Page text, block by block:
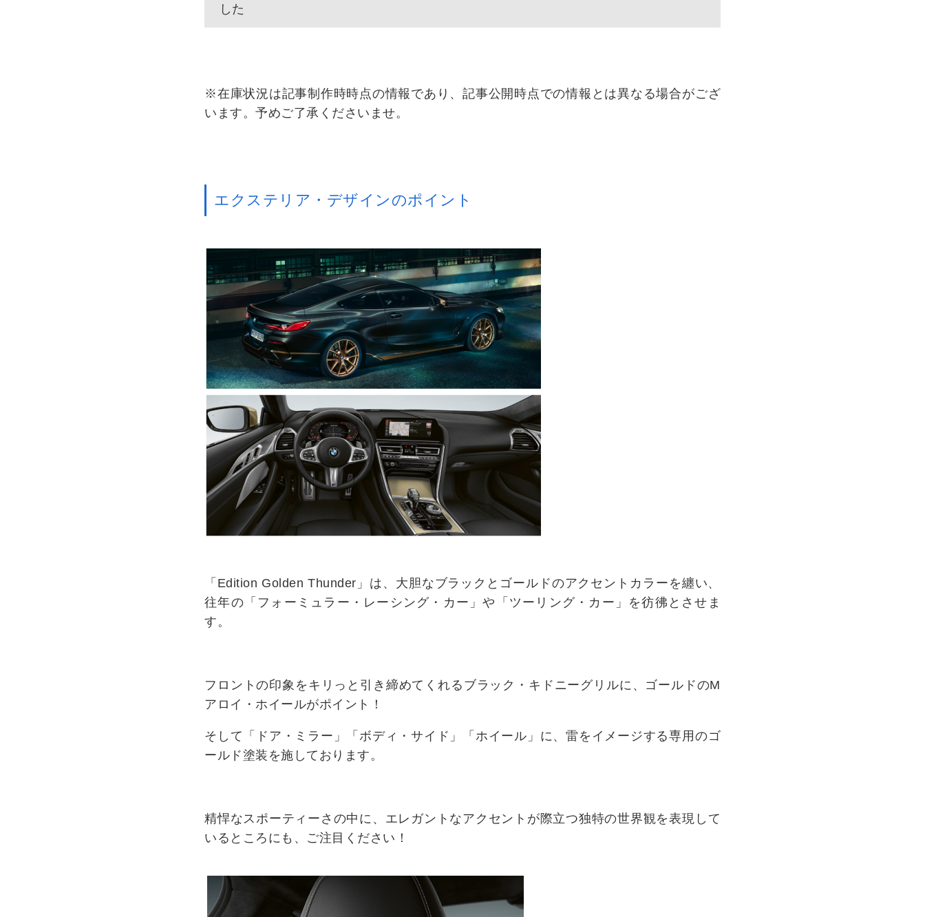
した
※在庫状況は記事制作時時点の情報であり、記事公開時点での情報とは異なる場合がござ
います。予めご了承くださいませ。
エクステリア・デザインのポイント
「Edition Golden Thunder」は、大胆なブラックとゴールドのアクセントカラーを纏い、
往年の「フォーミュラー・レーシング・カー」や「ツーリング・カー」を彷彿とさせま
す。
フロントの印象をキリっと引き締めてくれるブラック・キドニーグリルに、ゴールドのM
アロイ・ホイールがポイント！
そして「ドア・ミラー」「ボディ・サイド」「ホイール」に、雷をイメージする専用のゴ
ールド塗装を施しております。
精悍なスポーティーさの中に、エレガントなアクセントが際立つ独特の世界観を表現して
いるところにも、ご注目ください！